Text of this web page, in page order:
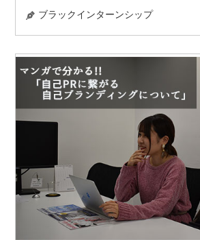
ブラックインターンシップ